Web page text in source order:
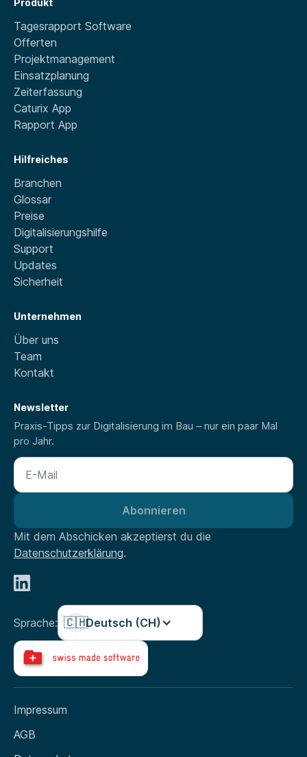
Produkt
Tagesrapport Software
Offerten
Projektmanagement
Einsatzplanung
Zeiterfassung
Caturix App
Rapport App
Hilfreiches
Branchen
Glossar
Preise
Digitalisierungshilfe
Support
Updates
Sicherheit
Unternehmen
Über uns
Team
Kontakt
Newsletter
Praxis-Tipps zur Digitalisierung im Bau – nur ein paar Mal
pro Jahr.
Mit dem Abschicken akzeptierst du die
Datenschutzerklärung.
Sprache: 🇨🇭Deutsch (CH)
Impressum
AGB